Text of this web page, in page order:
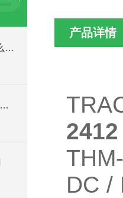
DC/DC电源的直流与交流有什么区别
小尺寸，功率AC/DC,DC/DC电源模块西安浩南电子
产品详情
DC /